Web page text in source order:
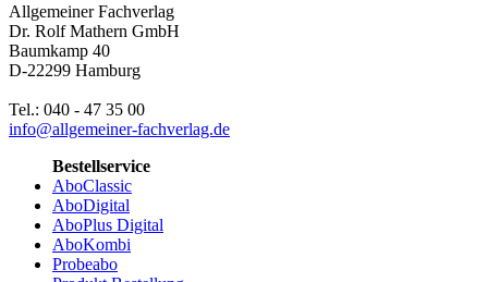
Allgemeiner Fachverlag
Dr. Rolf Mathern GmbH
Baumkamp 40
D-22299 Hamburg
Tel.: 040 - 47 35 00
info@allgemeiner-fachverlag.de
Bestellservice
AboClassic
AboDigital
AboPlus Digital
AboKombi
Probeabo